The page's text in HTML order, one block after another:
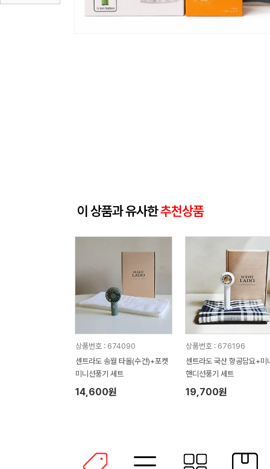
이 상품과 유사한추천상품
상품번호 : 674090
센트라도 송월 타올(수건)+포켓
미니선풍기 세트
14,600원
상품번호 : 676196
센트라도 국산 항공담요+미
핸디선풍기 세트
19,700원